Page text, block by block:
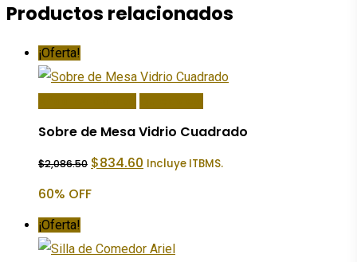
Productos relacionados
¡Oferta!
Sobre de Mesa Vidrio Cuadrado
$2,086.50 El
precio
era:
$834.60 El
precio
Incluye ITBMS.
60% OFF
¡Oferta!